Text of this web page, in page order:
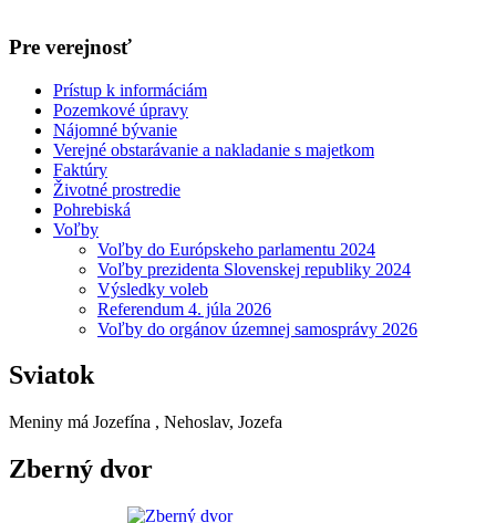
Pre verejnosť
Prístup k informáciám
Pozemkové úpravy
Nájomné bývanie
Verejné obstarávanie a nakladanie s majetkom
Faktúry
Životné prostredie
Pohrebiská
Voľby
Voľby do Európskeho parlamentu 2024
Voľby prezidenta Slovenskej republiky 2024
Výsledky voleb
Referendum 4. júla 2026
Voľby do orgánov územnej samosprávy 2026
Sviatok
Meniny má Jozefína , Nehoslav, Jozefa
Zberný dvor